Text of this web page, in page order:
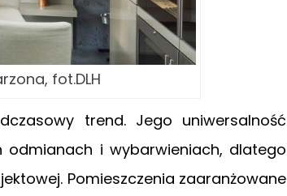
fot.DLH
trend. Jego uniwersalność
i wybarwieniach, dlatego
Pomieszczenia zaaranżowane